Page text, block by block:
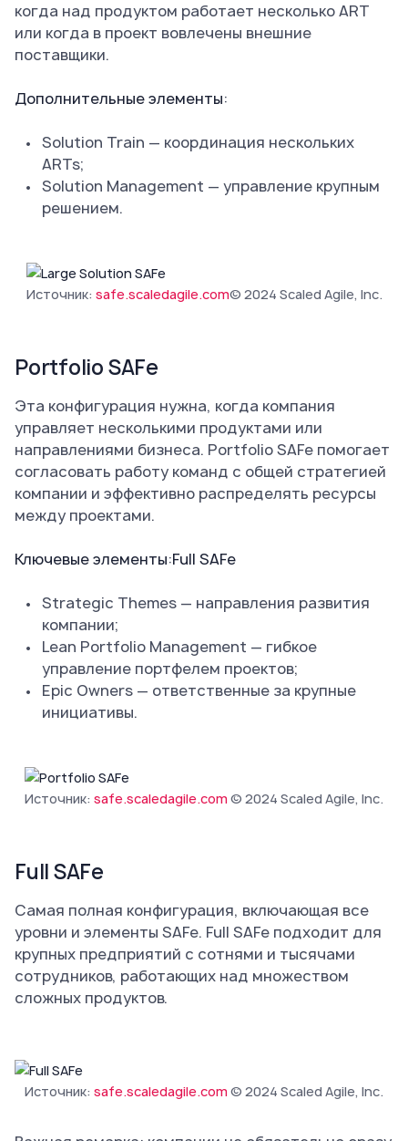
когда над продуктом работает несколько ART
или когда в проект вовлечены внешние
поставщики.
Дополнительные элементы:
Solution Train — координация нескольких
ARTs;
Solution Management — управление крупным
решением.
Источник: safe.scaledagile.com© 2024 Scaled Agile, Inc.
Portfolio SAFe
Эта конфигурация нужна, когда компания
управляет несколькими продуктами или
направлениями бизнеса. Portfolio SAFe помогает
согласовать работу команд с общей стратегией
компании и эффективно распределять ресурсы
между проектами.
Ключевые элементы:Full SAFe
Strategic Themes — направления развития
компании;
Lean Portfolio Management — гибкое
управление портфелем проектов;
Epic Owners — ответственные за крупные
инициативы.
Источник: safe.scaledagile.com © 2024 Scaled Agile, Inc.
Full SAFe
Самая полная конфигурация, включающая все
уровни и элементы SAFe. Full SAFe подходит для
крупных предприятий с сотнями и тысячами
сотрудников, работающих над множеством
сложных продуктов.
Источник: safe.scaledagile.com © 2024 Scaled Agile, Inc.